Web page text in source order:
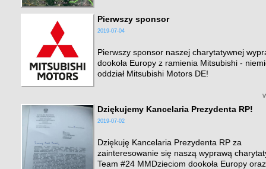
Pierwszy sponsor
2019-07-04
Pierwszy sponsor naszej charytatywnej
dookoła Europy z ramienia Mitsubishi -
oddział Mitsubishi Motors DE!
Dziękujemy Kancelaria Prezydenta RP!
2019-07-02
Dziękuję Kancelaria Prezydenta RP za
zainteresowanie się naszą wyprawą
Team #24 MMDzieciom dookoła Europy